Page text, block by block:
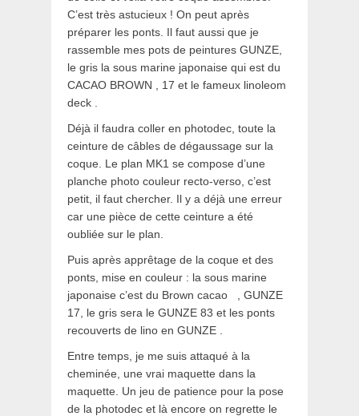
C’est très astucieux ! On peut après
préparer les ponts. Il faut aussi que je
rassemble mes pots de peintures GUNZE,
le gris la sous marine japonaise qui est du
CACAO BROWN , 17 et le fameux linoleom
deck .
Déjà il faudra coller en photodec, toute la
ceinture de câbles de dégaussage sur la
coque. Le plan MK1 se compose d’une
planche photo couleur recto-verso, c’est
petit, il faut chercher. Il y a déjà une erreur
car une pièce de cette ceinture a été
oubliée sur le plan.
Puis après apprêtage de la coque et des
ponts, mise en couleur : la sous marine
japonaise c’est du Brown cacao , GUNZE
17, le gris sera le GUNZE 83 et les ponts
recouverts de lino en GUNZE .
Entre temps, je me suis attaqué à la
cheminée, une vrai maquette dans la
maquette. Un jeu de patience pour la pose
de la photodec et là encore on regrette le